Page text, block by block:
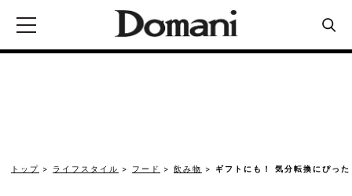
トップ ライフスタイル フード 飲み物 ギフトにも！ 気分転換にぴっ